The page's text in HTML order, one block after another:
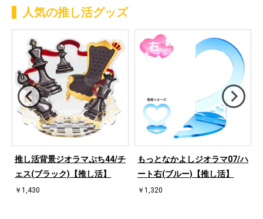
人気の推し活グッズ
推し活背景ジオラマぷち44/チ
ェス(ブラック)【推し活】
￥1,430
もっとなかよしジオラマ07/ハ
ート右(ブルー)【推し活】
￥1,320